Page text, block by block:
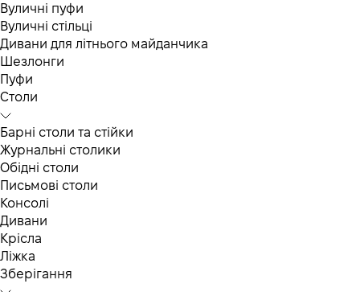
Вуличні пуфи
Вуличні стільці
Дивани для літнього майданчика
Шезлонги
Пуфи
Столи
Барні столи та стійки
Журнальні столики
Обідні столи
Письмові столи
Консолі
Дивани
Крісла
Ліжка
Зберігання